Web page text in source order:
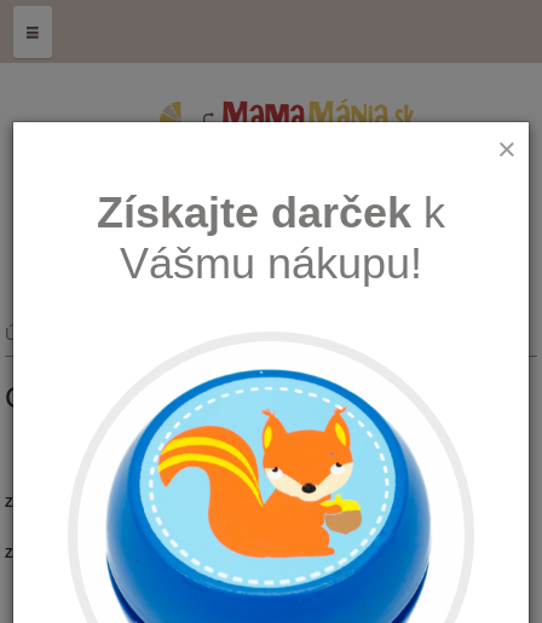
≡
Úvod
CBD - RIEŠENIA
Zoradiť podľa: Pohlavie:
Značka:
×
Získajte darček k
Vášmu nákupu!